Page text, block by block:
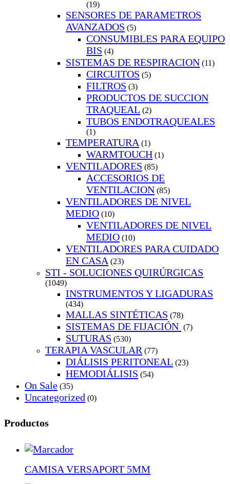
(19)
SENSORES DE PARAMETROS
AVANZADOS (5)
CONSUMIBLES PARA EQUIPO
BIS (4)
SISTEMAS DE RESPIRACION (11)
CIRCUITOS (5)
FILTROS (3)
PRODUCTOS DE SUCCION
TRAQUEAL (2)
TUBOS ENDOTRAQUEALES
(1)
TEMPERATURA (1)
WARMTOUCH (1)
VENTILADORES (85)
ACCESORIOS DE
VENTILACION (85)
VENTILADORES DE NIVEL
MEDIO (10)
VENTILADORES DE NIVEL
MEDIO (10)
VENTILADORES PARA CUIDADO
EN CASA (23)
STI - SOLUCIONES QUIRÚRGICAS
(1049)
INSTRUMENTOS Y LIGADURAS
(434)
MALLAS SINTÉTICAS (78)
SISTEMAS DE FIJACIÓN (7)
SUTURAS (530)
TERAPIA VASCULAR (77)
DIÁLISIS PERITONEAL (23)
HEMODIÁLISIS (54)
On Sale (35)
Uncategorized (0)
Productos
CAMISA VERSAPORT 5MM